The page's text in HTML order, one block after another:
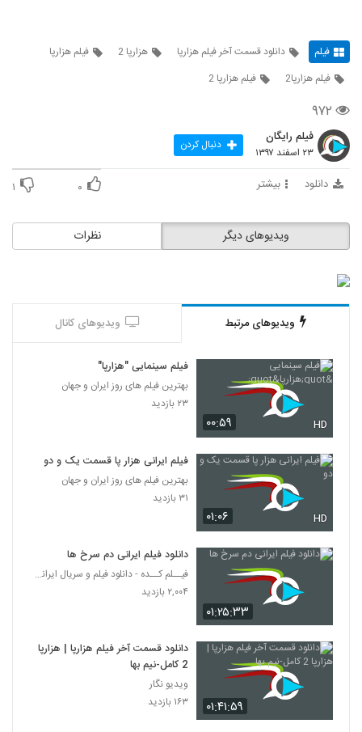
فیلم دانلود قسمت آخر فیلم هزارپا هزارپا 2
فیلم هزارپا
فیلم هزارپا2
فیلم هزارپا 2
۹۷۲
فیلم رایگان
۲۳ اسفند ۱۳۹۷ دنبال کردن
دانلود بیشتر ۰ ۱
نظرات ویدیوهای دیگر
ویدیوهای مرتبط ویدیوهای کانال
۰۰:۵۹ HD
فیلم سینمایی "هزارپا"
بهترین فیلم های روز ایران و جهان
۲۳ بازدید
۰۱:۰۶ HD
فیلم ایرانی هزار پا قسمت یک و دو
بهترین فیلم های روز ایران و جهان
۳۱ بازدید
۰۱:۲۵:۳۳
دانلود فیلم ایرانی دم سرخ ها
فیــلم کــده - دانلود فیلم و سریال ایرانی (رایگان)
۲,۰۰۴ بازدید
۰۱:۴۱:۵۹
دانلود قسمت آخر فیلم هزارپا | هزارپا
2 کامل-نیم بها
ویدیو نگار
۱۶۳ بازدید